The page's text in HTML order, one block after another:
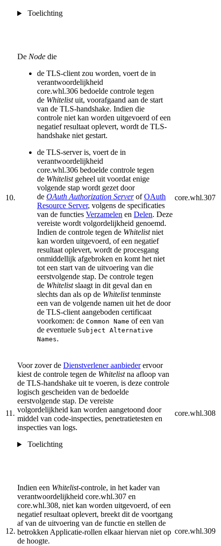
Toelichting
10.
De Node die
de TLS-client zou worden, voert de in
verantwoordelijkheid
core.whl.306 bedoelde controle tegen
de Whitelistuit, voorafgaand aan de start
van de TLS-handshake. Indien die
controle niet kan wor­den uitge­voerd of een
negatief resultaat oplevert, wordt de TLS-
handshake niet gestart.
de TLS-server is, voert de in
verantwoordelijkheid
core.whl.306 bedoelde controle tegen
de Whitelist geheel uit voordat enige
volgende stap wordt gezet door
de OAuthAuthorization Server ofOAuth
Resource Server, volgens de specifi­ca­ties
van de functies Verzamelen en Delen. Deze
vereiste wordt volgordelijkheid genoemd.
Indien de contro­le tegen de Whitelistniet
kan worden uit­gevoerd, of een negatief
resultaat ople­vert, wordt de proces­gang
onmiddellijk af­gebroken en komt het niet
tot een start van de uit­voering van die
eerstvolgende stap. De con­trole tegen
de Whitelistslaagt in dit geval dan en
slechts dan als op de Whitelisttenmin­ste
een van de vol­gende namen uit het de door
de TLS-client aange­boden certificaat
voorkomen: de Com­mon Name of een van
de eventuele Subject Alterna­tive
Names.
core.whl.307
11.
Voor zover de Dienstverlener aanbieder ervoor
kiest de controle tegen de Whitelistna af­loop van
de TLS-handshake uit te voeren, is deze controle
logisch geschei­den van de bedoelde
eerstvolgende stap. De vereiste
volgordelijkheid kan wor­den aange­toond door
middel van code-inspec­ties, penetratietesten en
inspecties van logs.
Toelichting
core.whl.308
12.
Indien een Whitelist-controle, in het kader van
verantwoordelijkheid core.whl.307 en
core.whl.308, niet kan worden uitgevoerd, of een
negatief resultaat oplevert, breekt dit de voortgang
af van de uitvoering van de functie en stellen de
betrokken Applicatie-rollen elkaar hiervan niet op
de hoogte.
core.whl.309